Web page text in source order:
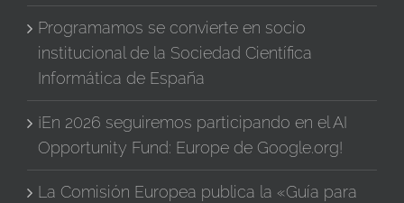
Programamos se convierte en socio
institucional de la Sociedad Científica
Informática de España
¡En 2026 seguiremos participando en el AI
Opportunity Fund: Europe de Google.org!
La Comisión Europea publica la «Guía para